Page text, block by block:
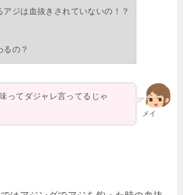
アジは血抜きされていないの！？
るの？
メイ
ってダジャレ言ってるじゃ